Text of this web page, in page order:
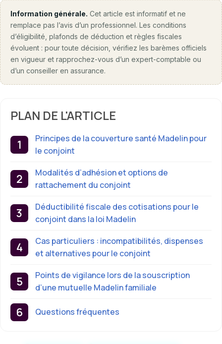
Information générale. Cet article est informatif et ne
remplace pas l’avis d’un professionnel. Les conditions
d’éligibilité, plafonds de déduction et règles fiscales
évoluent : pour toute décision, vérifiez les barèmes officiels
en vigueur et rapprochez-vous d’un expert-comptable ou
d’un conseiller en assurance.
PLAN DE L'ARTICLE
Principes de la couverture santé Madelin pour
le conjoint
Modalités d’adhésion et options de
rattachement du conjoint
Déductibilité fiscale des cotisations pour le
conjoint dans la loi Madelin
Cas particuliers : incompatibilités, dispenses
et alternatives pour le conjoint
Points de vigilance lors de la souscription
d’une mutuelle Madelin familiale
Questions fréquentes